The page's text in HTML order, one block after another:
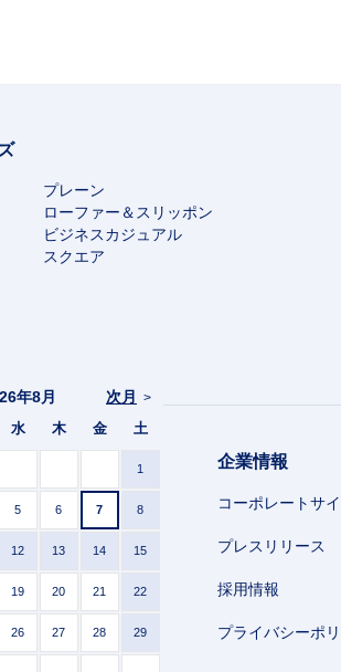
プレーン
ローファー＆スリッポン
ビジネスカジュアル
スクエア
次月 >
年8月
水 木 金 土
1
5 6 7 8
12 13 14 15
19 20 21 22
26 27 28 29
企業情報
コーポレートサ
プレスリリース
採用情報
プライバシーポ